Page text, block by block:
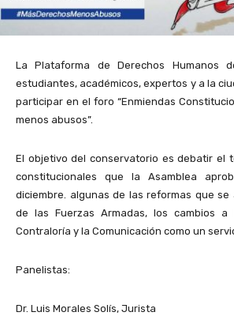
La Plataforma de Derechos Humanos
estudiantes, académicos, expertos y a la
participar en el foro “Enmiendas
menos abusos”.
El objetivo del conservatorio es debatir el
constitucionales que la Asamblea
diciembre. algunas de las reformas que se
de las Fuerzas Armadas, los cambios
Contraloría y la Comunicación como un
Panelistas:
Dr. Luis Morales Solís, Jurista